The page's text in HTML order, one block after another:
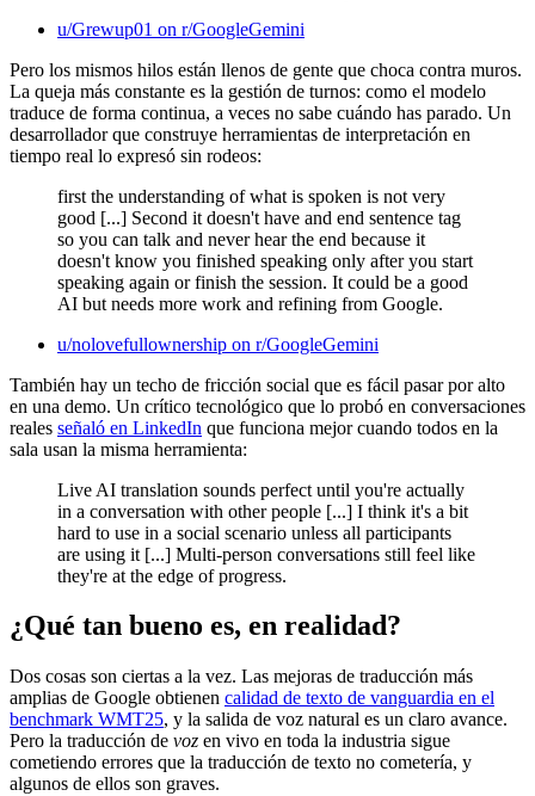
u/Grewup01 on r/GoogleGemini
Pero los mismos hilos están llenos de gente que choca contra muros.
La queja más constante es la gestión de turnos: como el modelo
traduce de forma continua, a veces no sabe cuándo has parado. Un
desarrollador que construye herramientas de interpretación en
tiempo real lo expresó sin rodeos:
first the understanding of what is spoken is not very
good [...] Second it doesn't have and end sentence tag
so you can talk and never hear the end because it
doesn't know you finished speaking only after you start
speaking again or finish the session. It could be a good
AI but needs more work and refining from Google.
u/nolovefullownership on r/GoogleGemini
También hay un techo de fricción social que es fácil pasar por alto
en una demo. Un crítico tecnológico que lo probó en conversaciones
reales señaló en LinkedIn que funciona mejor cuando todos en la
sala usan la misma herramienta:
Live AI translation sounds perfect until you're actually
in a conversation with other people [...] I think it's a bit
hard to use in a social scenario unless all participants
are using it [...] Multi-person conversations still feel like
they're at the edge of progress.
¿Qué tan bueno es, en realidad?
Dos cosas son ciertas a la vez. Las mejoras de traducción más
amplias de Google obtienen calidad de texto de vanguardia en el
benchmark WMT25, y la salida de voz natural es un claro avance.
Pero la traducción de voz en vivo en toda la industria sigue
cometiendo errores que la traducción de texto no cometería, y
algunos de ellos son graves.